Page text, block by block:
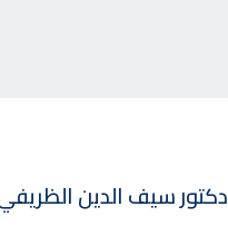
دكتورسيف الدين